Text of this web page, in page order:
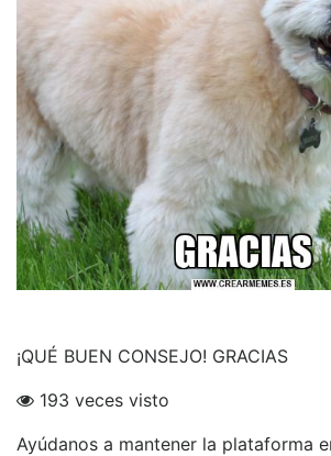
¡QUÉ BUEN CONSEJO! GRACIAS
193 veces visto
Ayúdanos a mantener la plataforma